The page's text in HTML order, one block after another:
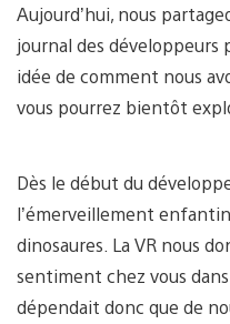
Aujourd’hui, nous
journal des développeurs
idée de comment nous
vous pourrez bientôt
Dès le début du
l’émerveillement
dinosaures. La VR nous
sentiment chez vous
dépendait donc que de